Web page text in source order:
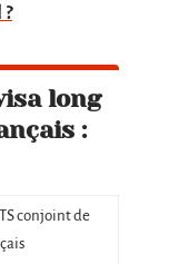
long
:
conjoint de